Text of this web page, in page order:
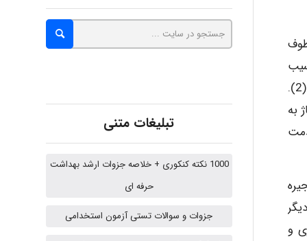
دیدگان در زمان بلایا، همواره موضوعی چالش برانگیز بوده است، چراکه نقش بسزایی در کاهش خسارتهای جانی و مالی دارد (2).
به
و
emami
Chehri
تبلیغات متنی
1000 نکته کنکوری + خلاصه جزوات ارشد بهداشت
حرفه ای
جزوات و سوالات تستی آزمون استخدامی